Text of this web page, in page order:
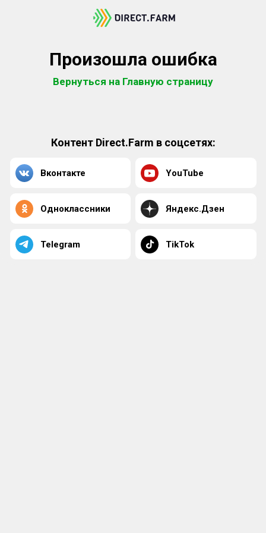
Произошла ошибка
Вернуться на Главную страницу
Контент Direct.Farm в соцсетях:
Вконтакте YouTube
Одноклассники Яндекс.Дзен
Telegram TikTok